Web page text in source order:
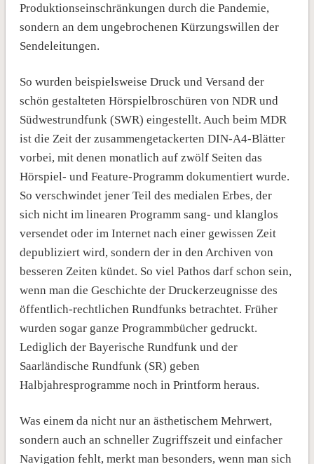
Produktionseinschränkungen durch die Pandemie,
sondern an dem ungebrochenen Kürzungswillen der
Sendeleitungen.
So wurden beispielsweise Druck und Versand der
schön gestalteten Hörspielbroschüren von NDR und
Südwestrundfunk (SWR) eingestellt. Auch beim MDR
ist die Zeit der zusammengetackerten DIN-A4-Blätter
vorbei, mit denen monatlich auf zwölf Seiten das
Hörspiel- und Feature-Programm dokumentiert wurde.
So verschwindet jener Teil des medialen Erbes, der
sich nicht im linearen Programm sang- und klanglos
versendet oder im Internet nach einer gewissen Zeit
depubliziert wird, sondern der in den Archiven von
besseren Zeiten kündet. So viel Pathos darf schon sein,
wenn man die Geschichte der Druckerzeugnisse des
öffentlich-rechtlichen Rundfunks betrachtet. Früher
wurden sogar ganze Programmbücher gedruckt.
Lediglich der Bayerische Rundfunk und der
Saarländische Rundfunk (SR) geben
Halbjahresprogramme noch in Printform heraus.
Was einem da nicht nur an ästhetischem Mehrwert,
sondern auch an schneller Zugriffszeit und einfacher
Navigation fehlt, merkt man besonders, wenn man sich